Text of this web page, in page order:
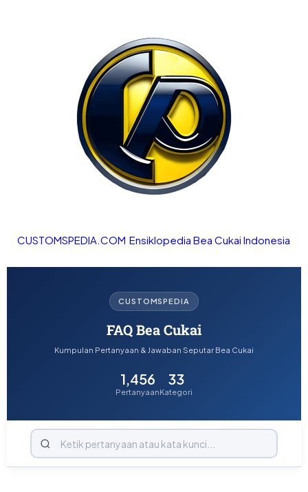
CUSTOMSPEDIA.COM Ensiklopedia Bea Cukai Indonesia
CUSTOMSPEDIA
FAQ Bea Cukai
Kumpulan Pertanyaan & Jawaban Seputar Bea Cukai
1,456
Pertanyaan
33
Kategori
1,456 33